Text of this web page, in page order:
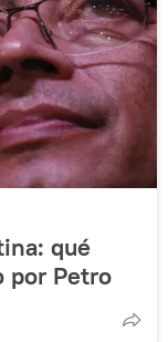
qué
por Petro